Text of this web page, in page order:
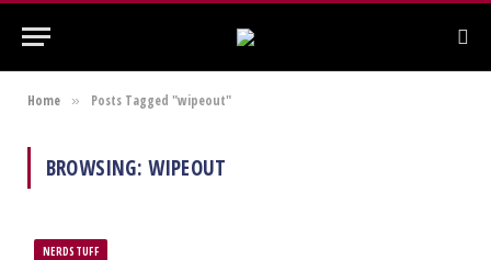
Home » Posts Tagged "wipeout"
BROWSING: WIPEOUT
NERDSTUFF